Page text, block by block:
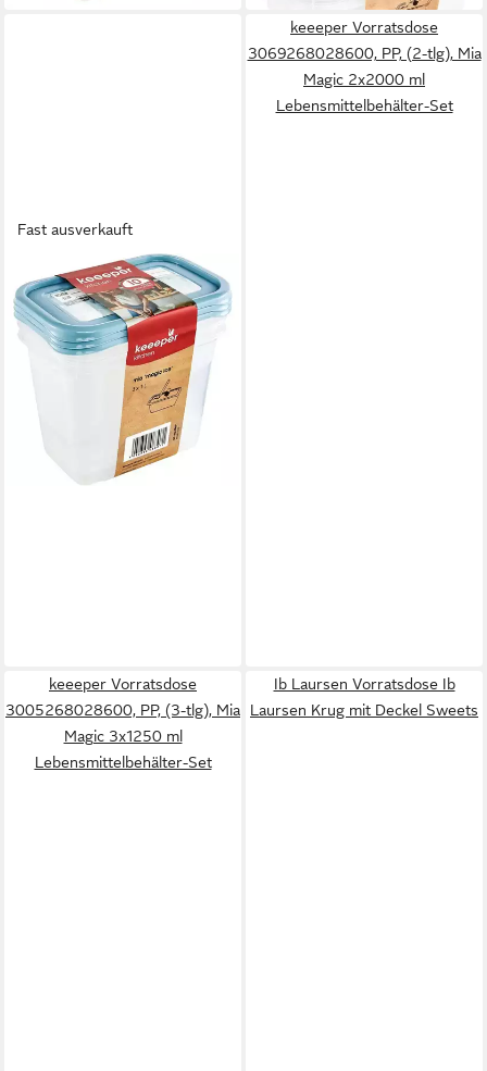
Fast ausverkauft
KEEEPER
Vorratsdose
3069168028600
ab 9,00 €
in 2-3 Werktagen bei dir
keeeper Vorratsdose
3069268028600, PP, (2-tlg), Mia
Magic 2x2000 ml
Lebensmittelbehälter-Set
keeeper Vorratsdose
3005268028600, PP, (3-tlg), Mia
Magic 3x1250 ml
Lebensmittelbehälter-Set
Ib Laursen Vorratsdose Ib
Laursen Krug mit Deckel Sweets